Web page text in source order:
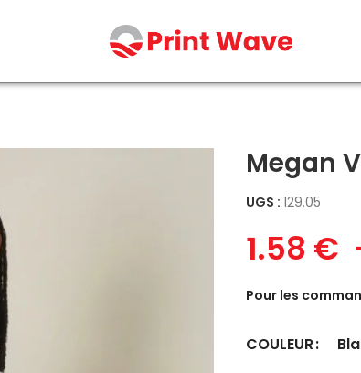
Megan
UGS : 129.05
1.58 €
Pour les
COULEUR